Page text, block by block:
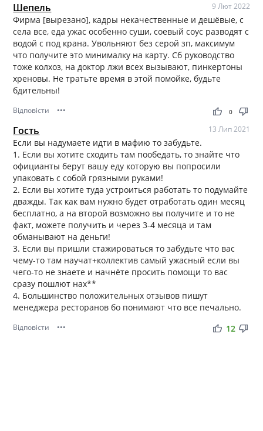
Шепель 9 Лют 2022
Фирма [вырезано], кадры некачественные и дешёвые, с
села все, еда ужас особенно суши, соевый соус разводят с
водой с под крана. Увольняют без серой зп, максимум
что получите это минималку на карту. Сб руководство
тоже колхоз, на доктор лжи всех вызывают, пинкертоны
хреновы. Не тратьте время в этой помойке, будьте
бдительны!
Відповісти ••• thumb_up thumb_down
0
Гость 13 Лип 2021
Если вы надумаете идти в мафию то забудьте.
1. Если вы хотите сходить там пообедать, то знайте что
официанты берут вашу еду которую вы попросили
упаковать с собой грязными руками!
2. Если вы хотите туда устроиться работать то подумайте
дважды. Так как вам нужно будет отработать один месяц
бесплатно, а на второй возможно вы получите и то не
факт, можете получить и через 3-4 месяца и там
обманывают на деньги!
3. Если вы пришли стажироваться то забудьте что вас
чему-то там научат+коллектив самый ужасный если вы
чего-то не знаете и начнёте просить помощи то вас
сразу пошлют нах**
4. Большинство положительных отзывов пишут
менеджера ресторанов бо понимают что все печально.
Відповісти ••• thumb_up thumb_down
12